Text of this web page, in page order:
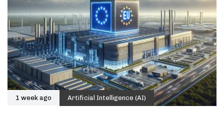
1 week ago Artificial Intelligence (AI)